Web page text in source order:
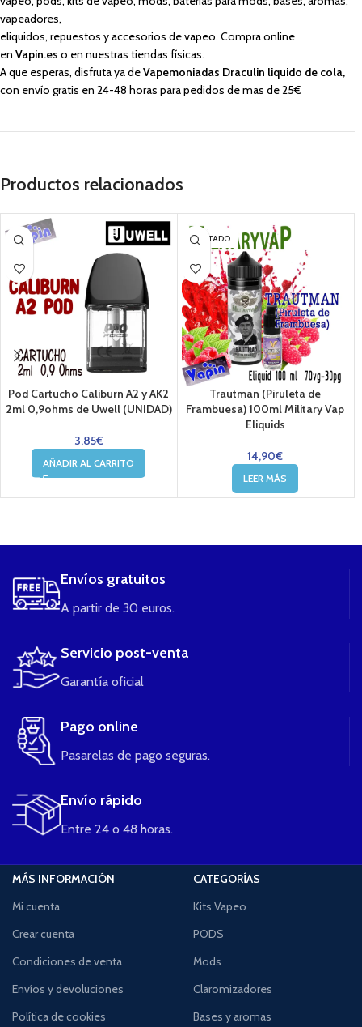
vapeadores,
eliquidos, repuestos y accesorios de vapeo. Compra online
en Vapin.es o en nuestras tiendas físicas.
A que esperas, disfruta ya deVapemoniadas Draculin liquido de cola,
con envío gratis en 24-48 horas para pedidos de mas de 25€
Productos relacionados
Pod Cartucho Caliburn A2 y AK2
2ml 0,9ohms de Uwell (UNIDAD)
3,85€
AÑADIR AL CARRITO
AGOTADO
Trautman (Piruleta de
Frambuesa) 100ml Military Vap
Eliquids
14,90€
LEER MÁS
Envíos gratuitos
A partir de 30 euros.
Servicio post-venta
Garantía oficial
Pago online
Pasarelas de pago seguras.
Envío rápido
Entre 24 o 48 horas.
MÁS INFORMACIÓN
Mi cuenta
Crear cuenta
Condiciones de venta
Envíos y devoluciones
Política de cookies
CATEGORÍAS
Kits Vapeo
PODS
Mods
Claromizadores
Bases y aromas